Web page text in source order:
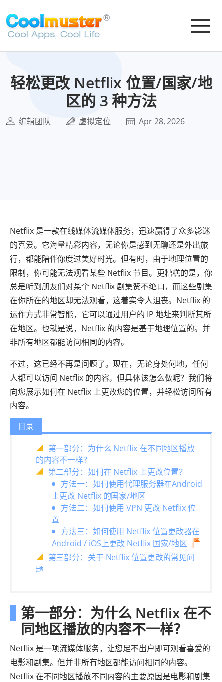
轻松更改 Netflix 位置/国家/地
区的 3 种方法
编辑团队 虚拟定位 Apr 28, 2026
Netflix 是一款在线媒体流媒体服务，迅速赢得了众多影迷
的喜爱。它海量精彩内容，无论你是感到无聊还是外出旅
行，都能陪伴你度过美好时光。但有时，由于地理位置的
限制，你可能无法观看某些 Netflix 节目。更糟糕的是，你
总是听到朋友们对某个 Netflix 剧集赞不绝口，而这些剧集
在你所在的地区却无法观看，这着实令人沮丧。Netflix 的
运作方式非常智能，它可以通过用户的 IP 地址来判断其所
在地区。也就是说，Netflix 的内容是基于地理位置的。并
非所有地区都能访问相同的内容。
不过，这已经不再是问题了。现在，无论身处何地，任何
人都可以访问 Netflix 的内容。但具体该怎么做呢？我们将
向您展示如何在 Netflix 上更改您的位置，并轻松访问所有
内容。
目录
第一部分：为什么 Netflix 在不同地区播放
的内容不一样？
第二部分：如何在 Netflix 上更改位置？
方法一：如何使用代理服务器在Android
上更改 Netflix 的国家/地区
方法二：如何使用 VPN 更改 Netflix 位
置
方法三：如何使用 Netflix 位置更改器在
Android / iOS上更改 Netflix 国家/地区
第三部分：关于 Netflix 位置更改的常见问
题
第一部分：为什么 Netflix 在不
同地区播放的内容不一样？
Netflix 是一项流媒体服务，让您足不出户即可观看喜爱的
电影和剧集。但并非所有地区都能访问相同的内容。
Netflix 在不同地区播放不同内容的主要原因是电影和剧集